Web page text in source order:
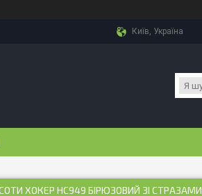
Київ, Україна
ХОКЕР HC949 БІРЮЗОВИЙ ЗІ СТРАЗАМИ